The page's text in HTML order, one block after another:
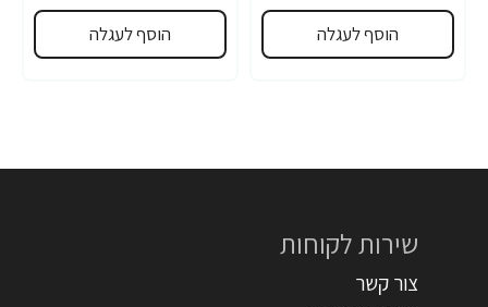
הוסף לעגלה הוסף לעגלה
שירות לקוחות
צור קשר